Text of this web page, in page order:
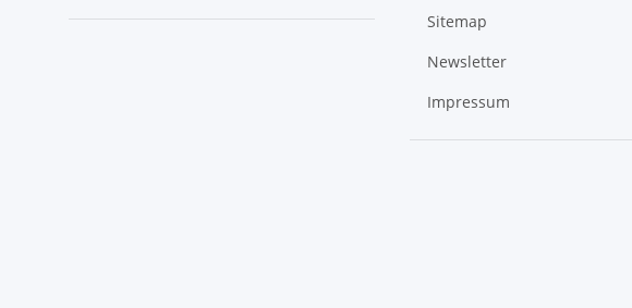
Sitemap
Newsletter
Impressum